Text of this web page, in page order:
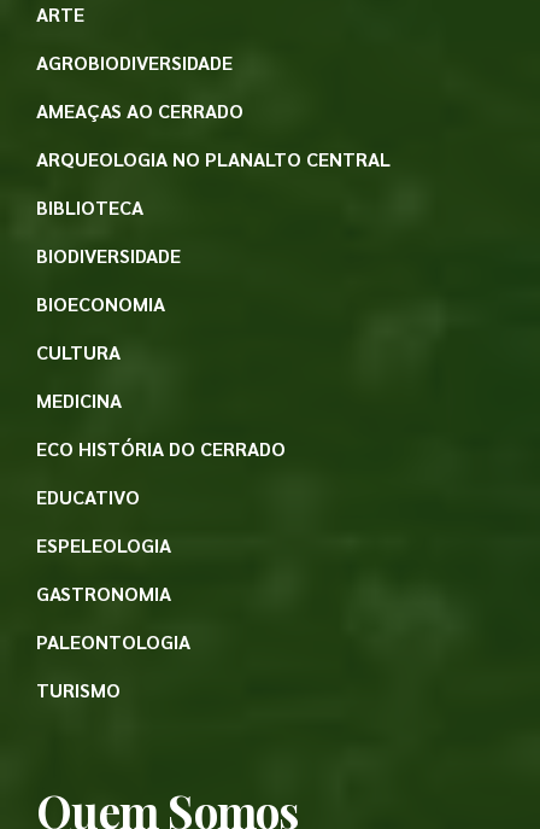
ARTE
AGROBIODIVERSIDADE
AMEAÇAS AO CERRADO
ARQUEOLOGIA NO PLANALTO CENTRAL
BIBLIOTECA
BIODIVERSIDADE
BIOECONOMIA
CULTURA
MEDICINA
ECO HISTÓRIA DO CERRADO
EDUCATIVO
ESPELEOLOGIA
GASTRONOMIA
PALEONTOLOGIA
TURISMO
Quem Somos